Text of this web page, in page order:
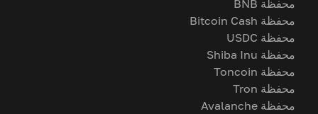
محفظة BNB
محفظة Bitcoin Cash
محفظة USDC
محفظة Shiba Inu
محفظة Toncoin
محفظة Tron
محفظة Avalanche